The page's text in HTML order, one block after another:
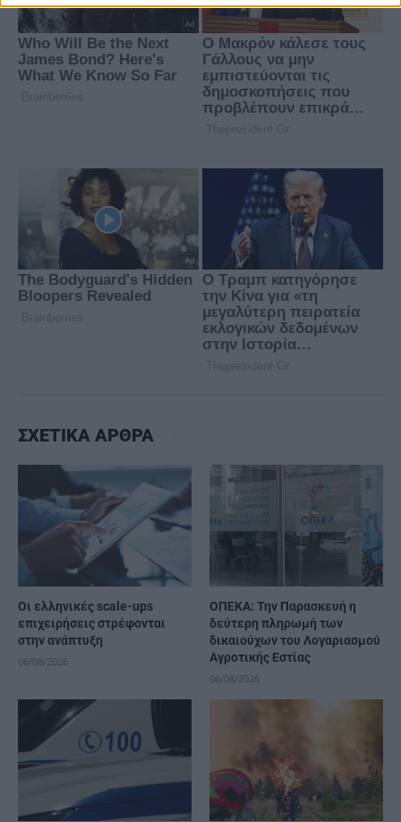
ΣΧΕΤΙΚΑ ΑΡΘΡΑ
Οι ελληνικές scale-ups
επιχειρήσεις στρέφονται
στην ανάπτυξη
06/08/2026
ΟΠΕΚΑ: Την Παρασκευή η
δεύτερη πληρωμή των
δικαιούχων του Λογαριασμού
Αγροτικής Εστίας
06/08/2026